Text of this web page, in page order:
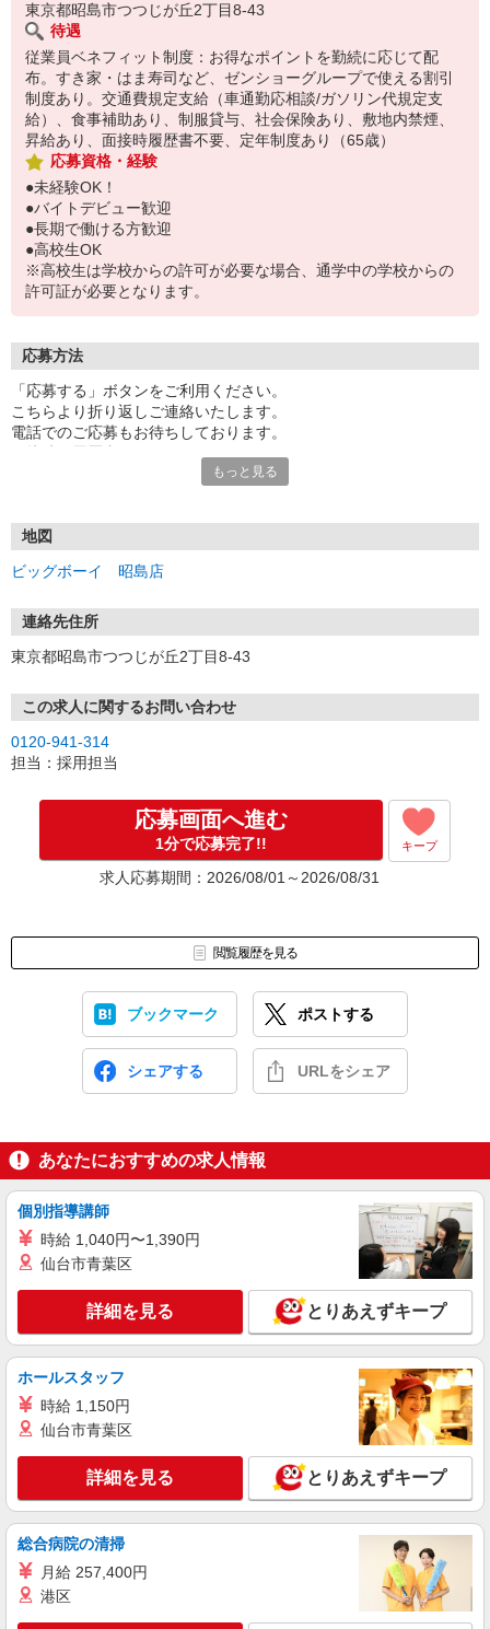
東京都昭島市つつじが丘2丁目8-43
待遇
従業員ベネフィット制度：お得なポイントを勤続に応じて配
布。すき家・はま寿司など、ゼンショーグループで使える割引
制度あり。交通費規定支給（車通勤応相談/ガソリン代規定支
給）、食事補助あり、制服貸与、社会保険あり、敷地内禁煙、
昇給あり、面接時履歴書不要、定年制度あり（65歳）
応募資格・経験
●未経験OK！
●バイトデビュー歓迎
●長期で働ける方歓迎
●高校生OK
※高校生は学校からの許可が必要な場合、通学中の学校からの
許可証が必要となります。
応募方法
「応募する」ボタンをご利用ください。
こちらより折り返しご連絡いたします。
電話でのご応募もお待ちしております。
もっと見る
地図
ビッグボーイ 昭島店
連絡先住所
東京都昭島市つつじが丘2丁目8-43
この求人に関するお問い合わせ
0120-941-314
担当：採用担当
応募画面へ進む
1分で応募完了!! キープ
求人応募期間：2026/08/01～2026/08/31
閲覧履歴を見る
ブックマーク ポストする
シェアする URLをシェア
あなたにおすすめの求人情報
個別指導講師
時給 1,040円〜1,390円
仙台市青葉区
詳細を見る とりあえずキープ
ホールスタッフ
時給 1,150円
仙台市青葉区
詳細を見る とりあえずキープ
総合病院の清掃
月給 257,400円
港区